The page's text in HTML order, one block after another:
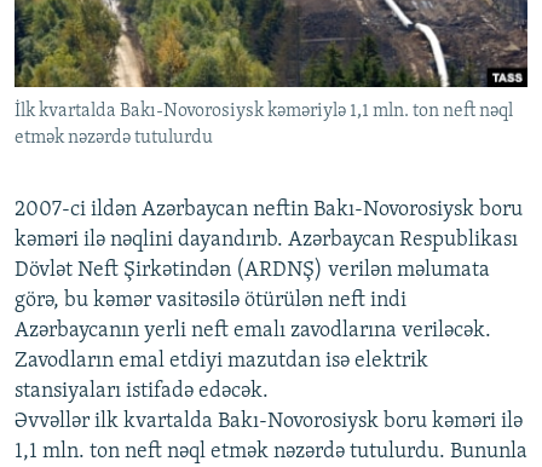
KARIKATURA
İSLAM VƏ DEMOKRATIYA
İZ - MƏDƏNIYYƏT PROQRAMI
PEŞƏ ETIKASI VƏ JURNALISTIKA STANDARTLARIMIZ
MATERIALLARIMIZDAN ISTIFADƏ
AZADLIQRADIOSU MOBIL TELEFONUNUZDA
XƏBƏR BÜLLETENLƏRIMIZ
BIZI IZLƏ
RFE/RL-in bütün saytları
İlk kvartalda Bakı-Novorosiysk kəməriylə 1,1 mln. ton neft nəql
etmək nəzərdə tutulurdu
2007-ci ildən Azərbaycan neftin Bakı-Novorosiysk boru
kəməri ilə nəqlini dayandırıb. Azərbaycan Respublikası
Dövlət Neft Şirkətindən (ARDNŞ) verilən məlumata
görə, bu kəmər vasitəsilə ötürülən neft indi
Azərbaycanın yerli neft emalı zavodlarına veriləcək.
Zavodların emal etdiyi mazutdan isə elektrik
stansiyaları istifadə edəcək.
Əvvəllər ilk kvartalda Bakı-Novorosiysk boru kəməri ilə
1,1 mln. ton neft nəql etmək nəzərdə tutulurdu. Bununla